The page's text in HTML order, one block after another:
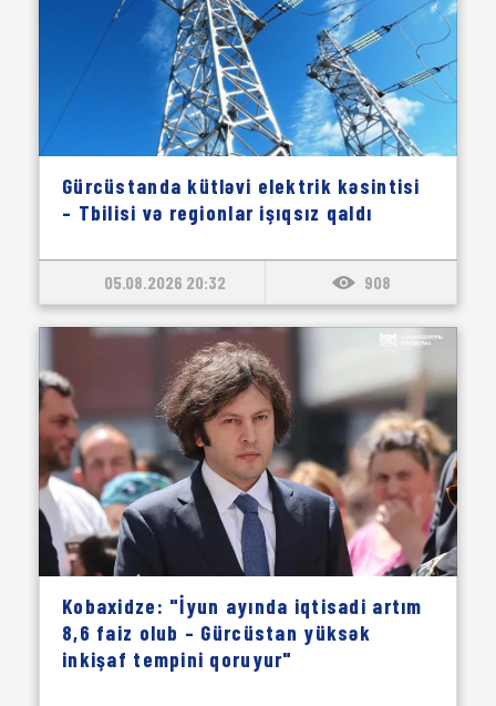
Gürcüstanda kütləvi elektrik kəsintisi
– Tbilisi və regionlar işıqsız qaldı
05.08.2026 20:32 908
Kobaxidze: "İyun ayında iqtisadi artım
8,6 faiz olub – Gürcüstan yüksək
inkişaf tempini qoruyur"